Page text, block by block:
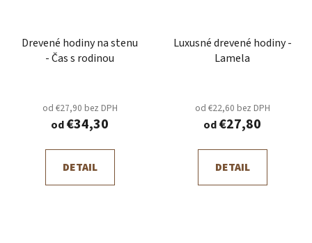
Drevené hodiny na stenu
- Čas s rodinou
od €27,90 bez DPH
od€34,30
DETAIL
Luxusné drevené hodiny -
Lamela
od €22,60 bez DPH
od€27,80
DETAIL